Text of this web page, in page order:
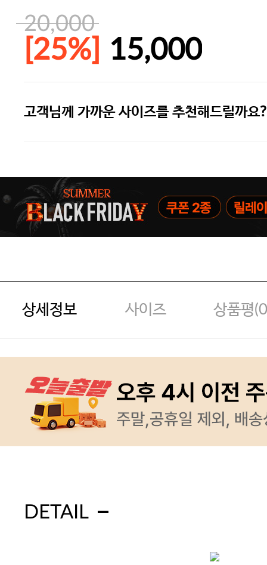
20,000
[25%] 15,000
주말특가 20%(8.7~8.9)/5만원 이
[썸머블프] 2만원 할인 쿠폰(8.1~31)
고객님께 가까운 사이즈를 추천해드릴까요?
상세정보 사이즈 상품평(0
DETAIL